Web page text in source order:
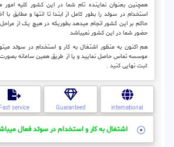
همچنین بعنوان نماینده تام شما در این کشور کلیه امور
استخدام در سوئد را بطور کامل از ابتدا تا انتها و مطابق با
حاکم بر این کشور انجام میدهد بطوریکه در هیچ یک از مراحل
حضور شما در این کشور نمیباشد
هم اکنون به منظور اشتغال به کار و استخدام در سوئد
موسسه تماس حاصل نمایید و یا از طریق همین سامانه بصورت
ثبت نهایی کنید .
international
Guaranteed
Fast service
اشتغال به کار و استخدام در سوئد فعال